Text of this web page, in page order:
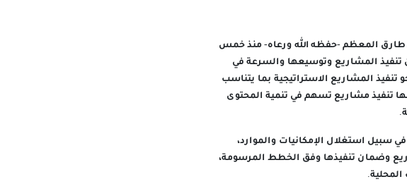
طارق المعظم -حفظه الله ورعاه- منذ خمس
المشاريع وتوسيعها والسرعة في
تنفيذ المشاريع الاستراتيجية بما يتناسب
تنفيذ مشاريع تسهم في تنمية المحتوى
سبيل استغلال الإمكانيات والموارد،
وضمان تنفيذها وفق الخطط المرسومة،